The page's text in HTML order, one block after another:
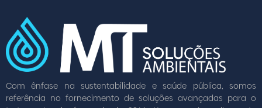
Com ênfase na sustentabilidade e saúde pública, somos
referência no fornecimento de soluções avançadas para o